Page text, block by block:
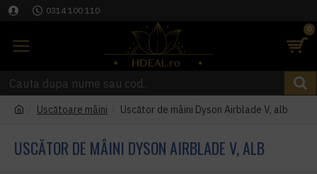
0314 100 110
0
Uscătoare mâini Uscător de mâini Dyson Airblade V, alb
USCĂTOR DE MÂINI DYSON AIRBLADE V, ALB